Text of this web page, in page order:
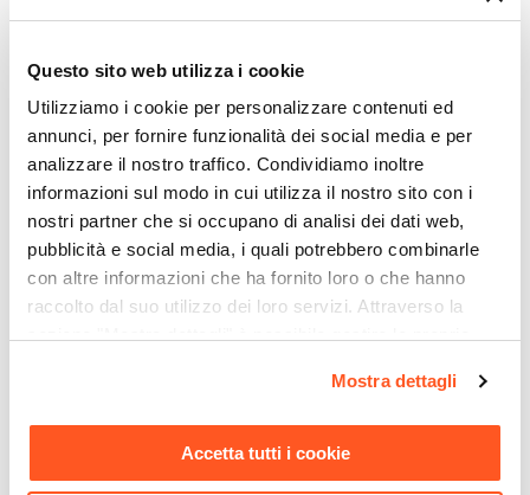
Questo sito web utilizza i cookie
Utilizziamo i cookie per personalizzare contenuti ed
annunci, per fornire funzionalità dei social media e per
analizzare il nostro traffico. Condividiamo inoltre
informazioni sul modo in cui utilizza il nostro sito con i
nostri partner che si occupano di analisi dei dati web,
pubblicità e social media, i quali potrebbero combinarle
con altre informazioni che ha fornito loro o che hanno
raccolto dal suo utilizzo dei loro servizi. Attraverso la
momento. Per maggiori informazioni si invita a leggere la
Mostra dettagli
Accetta tutti i cookie
comode ante apribili con pomellino dove poter
riporre detersivi o altri utensili necessari alla
pulizia della casa e del giardino.
Il prodotto è realizzato in resina, un materiale
altamente resistente: se collocato all'esterno
(terrazzi, balconi, giardini), la sua tenuta è
garantita anche se esposto all'azione di agenti
atmosferici.
È perfetto anche per interni. Sullavatoioè
possibile praticare un foro sia a destra che a
sinistra per il rubinetto. In alternativa si può
Riepilogo Caratteristiche
Caratteristiche Mobile
Profondità
Ti suggeriamo anche